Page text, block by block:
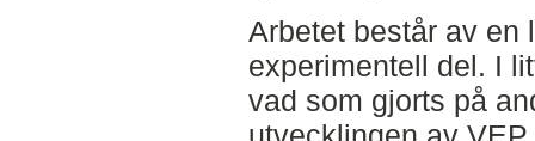
Arbetet består av en
experimentell del. I
vad som gjorts på